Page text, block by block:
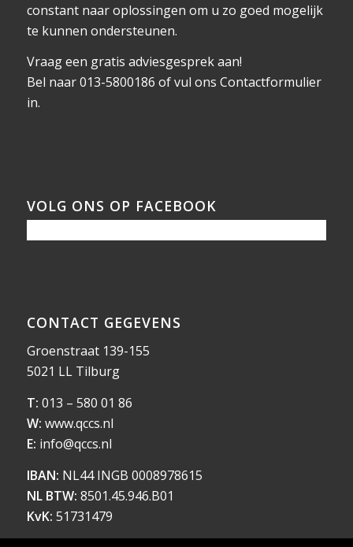
constant naar oplossingen om u zo goed mogelijk
te kunnen ondersteunen.
Vraag een gratis adviesgesprek aan!
Bel naar 013-5800186 of vul ons Contactformulier
in.
VOLG ONS OP FACEBOOK
CONTACT GEGEVENS
Groenstraat 139-155
5021 LL Tilburg
T: 013 – 580 01 86
W: www.qccs.nl
E: info@qccs.nl
IBAN: NL44 INGB 0008978615
NL BTW: 8501.45.946.B01
KvK: 51731479